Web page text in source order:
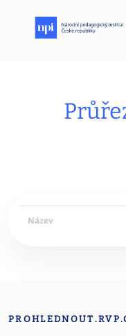
Název